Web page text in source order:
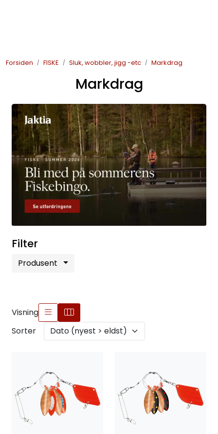
Forsiden FISKE Sluk, wobbler, jigg -etc Markdrag
Markdrag
Filter
Produsent
Visning
Sorter
FISKE
SOMMERSALG FISKE